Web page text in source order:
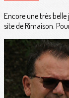
Encore une très
site de Rimaison.